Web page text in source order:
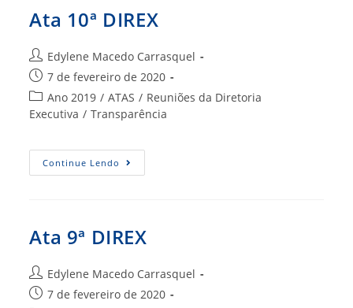
Ata 10ª DIREX
Autor
do
post:
Edylene Macedo Carrasquel
Post
publicado:
7 de fevereiro de 2020
Categoria
do
Ano 2019 / ATAS / Reuniões da Diretoria
Executiva / Transparência
Continue Lendo Ata
10ª
Ata 9ª DIREX
Autor
do
Edylene Macedo Carrasquel
Post7 de fevereiro de 2020